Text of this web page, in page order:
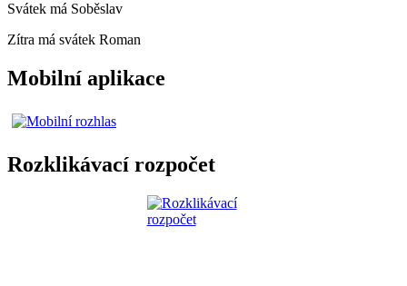
Svátek má Soběslav
Zítra má svátek Roman
Mobilní aplikace
Rozklikávací rozpočet